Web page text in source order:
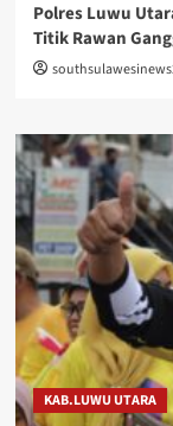
Polres Luwu
Titik Rawan
KAB.LUWU UTARA